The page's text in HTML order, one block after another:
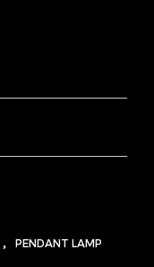
, PENDANT LAMP